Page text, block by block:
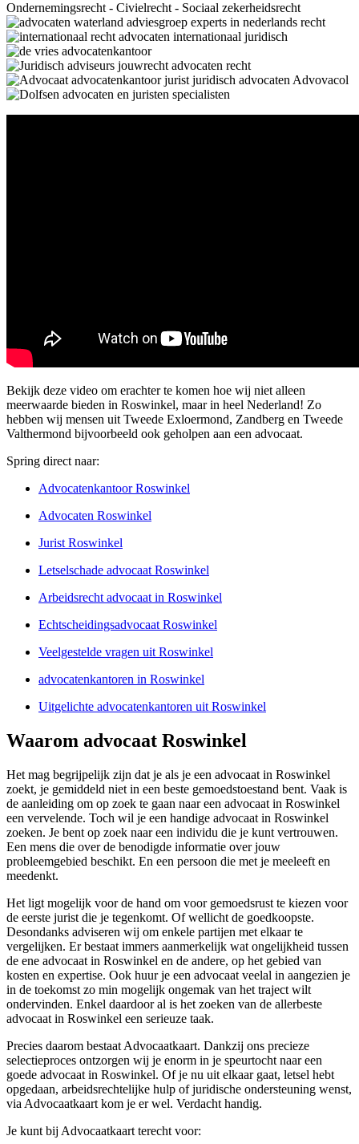
Bekijk deze video om erachter te komen hoe wij niet alleen
meerwaarde bieden in Roswinkel, maar in heel Nederland! Zo
hebben wij mensen uit Tweede Exloermond, Zandberg en Tweede
Valthermond bijvoorbeeld ook geholpen aan een advocaat.
Spring direct naar:
Advocatenkantoor Roswinkel
Advocaten Roswinkel
Jurist Roswinkel
Letselschade advocaat Roswinkel
Arbeidsrecht advocaat in Roswinkel
Echtscheidingsadvocaat Roswinkel
Veelgestelde vragen uit Roswinkel
advocatenkantoren in Roswinkel
Uitgelichte advocatenkantoren uit Roswinkel
Waarom advocaat Roswinkel
Het mag begrijpelijk zijn dat je als je een advocaat in Roswinkel
zoekt, je gemiddeld niet in een beste gemoedstoestand bent. Vaak is
de aanleiding om op zoek te gaan naar een advocaat in Roswinkel
een vervelende. Toch wil je een handige advocaat in Roswinkel
zoeken. Je bent op zoek naar een individu die je kunt vertrouwen.
Een mens die over de benodigde informatie over jouw
probleemgebied beschikt. En een persoon die met je meeleeft en
meedenkt.
Het ligt mogelijk voor de hand om voor gemoedsrust te kiezen voor
de eerste jurist die je tegenkomt. Of wellicht de goedkoopste.
Desondanks adviseren wij om enkele partijen met elkaar te
vergelijken. Er bestaat immers aanmerkelijk wat ongelijkheid tussen
de ene advocaat in Roswinkel en de andere, op het gebied van
kosten en expertise. Ook huur je een advocaat veelal in aangezien je
in de toekomst zo min mogelijk ongemak van het traject wilt
ondervinden. Enkel daardoor al is het zoeken van de allerbeste
advocaat in Roswinkel een serieuze taak.
Precies daarom bestaat Advocaatkaart. Dankzij ons precieze
selectieproces ontzorgen wij je enorm in je speurtocht naar een
goede advocaat in Roswinkel. Of je nu uit elkaar gaat, letsel hebt
opgedaan, arbeidsrechtelijke hulp of juridische ondersteuning wenst,
via Advocaatkaart kom je er wel. Verdacht handig.
Je kunt bij Advocaatkaart terecht voor: